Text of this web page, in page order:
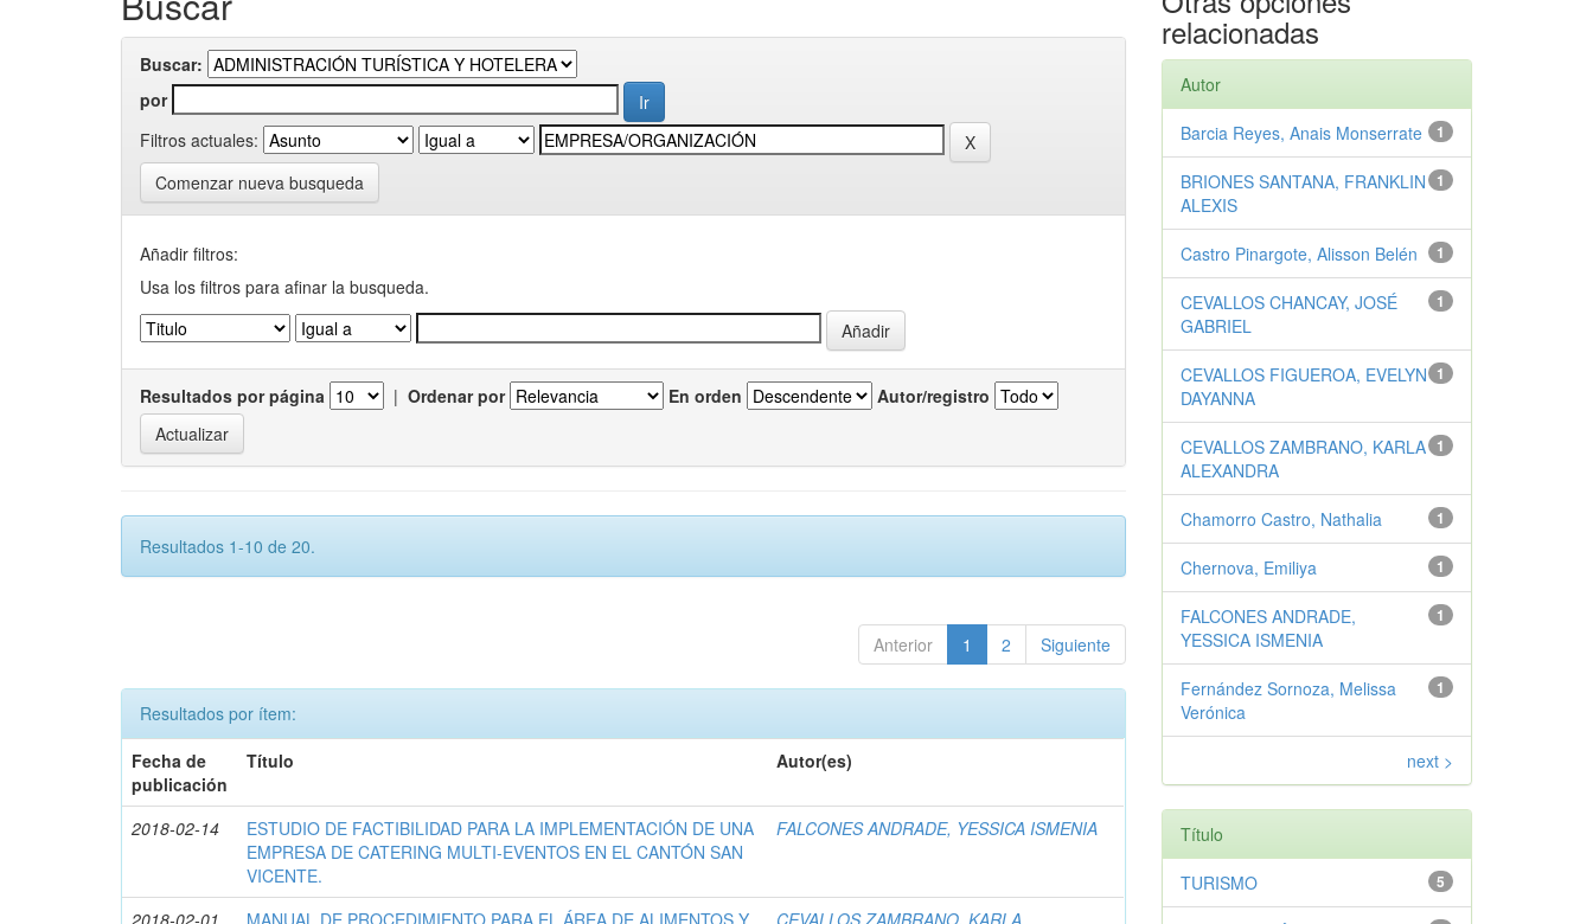
Buscar:
por
Filtros actuales:
Comenzar nueva busqueda
Añadir filtros:
Usa los filtros para afinar la busqueda.
Resultados por página | Ordenar por En orden Autor/registro
Resultados 1-10 de 20.
Anterior 1 2 Siguiente
Resultados por ítem:
Fecha de
publicación
Título Autor(es)
2018-02-14
ESTUDIO DE FACTIBILIDAD PARA LA IMPLEMENTACIÓN DE UNA
EMPRESA DE CATERING MULTI-EVENTOS EN EL CANTÓN SAN
VICENTE.
FALCONES ANDRADE, YESSICA ISMENIA
relacionadas
Autor
1
Barcia Reyes, Anais Monserrate
1
BRIONES SANTANA, FRANKLIN
ALEXIS
1
Castro Pinargote, Alisson Belén
1
CEVALLOS CHANCAY, JOSÉ
GABRIEL
1
CEVALLOS FIGUEROA, EVELYN
DAYANNA
1
CEVALLOS ZAMBRANO, KARLA
ALEXANDRA
1
Chamorro Castro, Nathalia
1
Chernova, Emiliya
1
FALCONES ANDRADE,
YESSICA ISMENIA
1
Fernández Sornoza, Melissa
Verónica
next >
Título
5
TURISMO